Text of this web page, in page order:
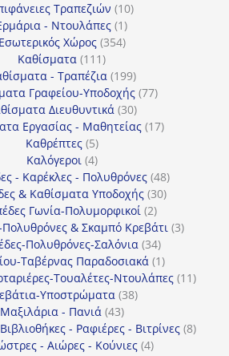
προϊόντα
Τραπεζιών 1010
- Ντουλάπες 11
προϊόν
Εσωτερικός Χώρος 354354
Καθίσματα 111111
προϊόντα
- Τραπέζια 199199
προϊόντα
Γραφείου-Υποδοχής 7777
Διευθυντικά 3030
προϊόντα
Εργασίας - Μαθητείας 1717
Καθρέπτες 55
προϊόντα
Καλόγεροι 44
προϊόντα
- Καρέκλες - Πολυθρόνες 4848
προϊόντα
& Καθίσματα Υποδοχής 3030
Γωνία-Πολυμορφικοί 22
προϊόντα
& Σκαμπό Κρεβάτι 33
Πολυθρόνες-Σαλόνια 3434
προϊόντα
Ταβέρνας Παραδοσιακά 11
προϊόν
Τουαλέτες-Ντουλάπες 1111
Υποστρώματα 3838
Μαξιλάρια - Πανιά 4343
προϊόντα
- Ραφιέρες - Βιτρίνες 88
- Αιώρες - Κούνιες 44